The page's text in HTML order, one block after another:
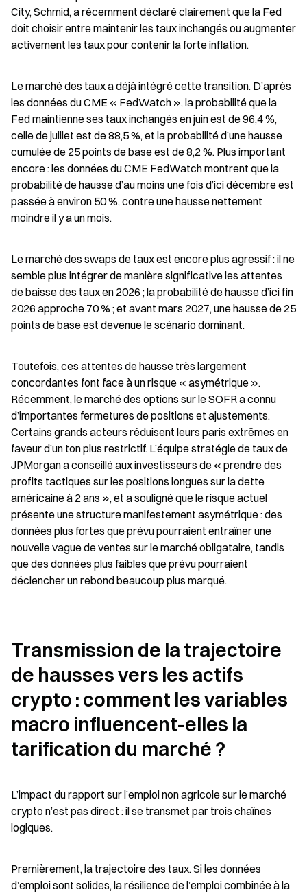
City, Schmid, a récemment déclaré clairement que la Fed
doit choisir entre maintenir les taux inchangés ou augmenter
activement les taux pour contenir la forte inflation.
Le marché des taux a déjà intégré cette transition. D’après
les données du CME « FedWatch », la probabilité que la
Fed maintienne ses taux inchangés en juin est de 96,4 %,
celle de juillet est de 88,5 %, et la probabilité d’une hausse
cumulée de 25 points de base est de 8,2 %. Plus important
encore : les données du CME FedWatch montrent que la
probabilité de hausse d’au moins une fois d’ici décembre est
passée à environ 50 %, contre une hausse nettement
moindre il y a un mois.
Le marché des swaps de taux est encore plus agressif : il ne
semble plus intégrer de manière significative les attentes
de baisse des taux en 2026 ; la probabilité de hausse d’ici fin
2026 approche 70 % ; et avant mars 2027, une hausse de 25
points de base est devenue le scénario dominant.
Toutefois, ces attentes de hausse très largement
concordantes font face à un risque « asymétrique ».
Récemment, le marché des options sur le SOFR a connu
d’importantes fermetures de positions et ajustements.
Certains grands acteurs réduisent leurs paris extrêmes en
faveur d’un ton plus restrictif. L’équipe stratégie de taux de
JPMorgan a conseillé aux investisseurs de « prendre des
profits tactiques sur les positions longues sur la dette
américaine à 2 ans », et a souligné que le risque actuel
présente une structure manifestement asymétrique : des
données plus fortes que prévu pourraient entraîner une
nouvelle vague de ventes sur le marché obligataire, tandis
que des données plus faibles que prévu pourraient
déclencher un rebond beaucoup plus marqué.
Transmission de la trajectoire
de hausses vers les actifs
crypto : comment les variables
macro influencent-elles la
tarification du marché ?
L’impact du rapport sur l’emploi non agricole sur le marché
crypto n’est pas direct : il se transmet par trois chaînes
logiques.
Premièrement, la trajectoire des taux. Si les données
d’emploi sont solides, la résilience de l’emploi combinée à la